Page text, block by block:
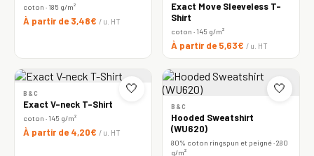
coton · 185 g/m²
À partir de 3,48€ / u. HT
Exact Move Sleeveless T-
Shirt
coton · 145 g/m²
À partir de 5,63€ / u. HT
🤍
B&C
Exact V-neck T-Shirt
coton · 145 g/m²
À partir de 4,20€ / u. HT
🤍
B&C
Hooded Sweatshirt
(WU620)
80% coton ringspun et peigné · 280
g/m²